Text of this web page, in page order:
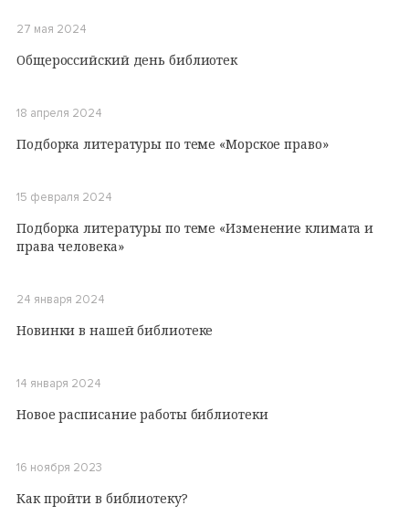
27 мая 2024
Общероссийский день библиотек
18 апреля 2024
Подборка литературы по теме «Морское право»
15 февраля 2024
Подборка литературы по теме «Изменение климата и
права человека»
24 января 2024
Новинки в нашей библиотеке
14 января 2024
Новое расписание работы библиотеки
16 ноября 2023
Как пройти в библиотеку?